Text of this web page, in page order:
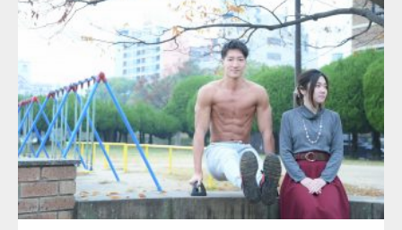
Update:2021.07.6
Category:公園のマッチョ その他 AKIHITO(細マッチョ) 腹筋
ダウンロード